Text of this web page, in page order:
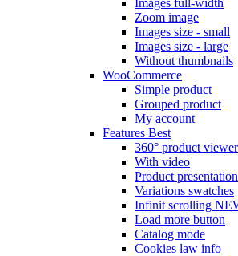
Zoom image
Images size - small
Images size - large
Without thumbnails
WooCommerce
Simple product
Grouped product
My account
Features Best
360° product viewer
With video
Product presentation
Variations swatches
Infinit scrolling
Load more button
Catalog mode
Cookies law info